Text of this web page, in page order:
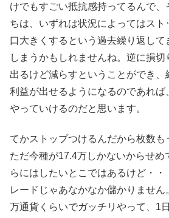
けでもすごい抵抗感持ってるんで、
ちは、いずれは状況によってはス
口大きくするという過去繰り返して
しまうかもしれませんね。逆に損
出るけど減らすということができ、
利益が出せるようになるのであれば
やっていけるのだと思います。
てかストップつけるんだから枚数も
ただ今種が17.4万しかないからせめ
らにはしたいとこではあるけど・・
レードじゃあなかなか儲かりませ
万通貨くらいでガッチリやって、1